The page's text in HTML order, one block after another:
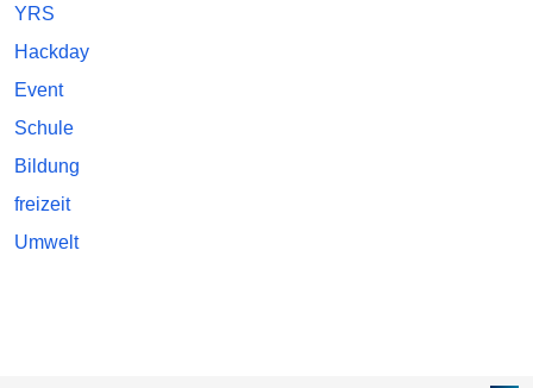
YRS
Hackday
Event
Schule
Bildung
freizeit
Umwelt